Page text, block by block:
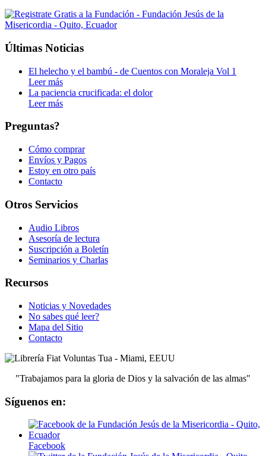
Últimas Noticias
El helecho y el bambú - de Cuentos con Moraleja Vol 1
Leer más
La paciencia crucificada: el dolor
Leer más
Preguntas?
Cómo comprar
Envíos y Pagos
Estoy en otro país
Contacto
Otros Servicios
Audio Libros
Asesoría de lectura
Suscripción a Boletín
Seminarios y Charlas
Recursos
Noticias y Novedades
No sabes qué leer?
Mapa del Sitio
Contacto
"Trabajamos para la gloria de Dios y la salvación de las almas"
Síguenos en:
Facebook